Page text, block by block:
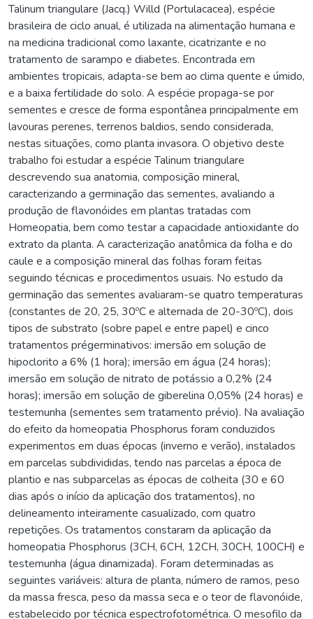
Talinum triangulare (Jacq.) Willd (Portulacacea), espécie
brasileira de ciclo anual, é utilizada na alimentação humana e
na medicina tradicional como laxante, cicatrizante e no
tratamento de sarampo e diabetes. Encontrada em
ambientes tropicais, adapta-se bem ao clima quente e úmido,
e a baixa fertilidade do solo. A espécie propaga-se por
sementes e cresce de forma espontânea principalmente em
lavouras perenes, terrenos baldios, sendo considerada,
nestas situações, como planta invasora. O objetivo deste
trabalho foi estudar a espécie Talinum triangulare
descrevendo sua anatomia, composição mineral,
caracterizando a germinação das sementes, avaliando a
produção de flavonóides em plantas tratadas com
Homeopatia, bem como testar a capacidade antioxidante do
extrato da planta. A caracterização anatômica da folha e do
caule e a composição mineral das folhas foram feitas
seguindo técnicas e procedimentos usuais. No estudo da
germinação das sementes avaliaram-se quatro temperaturas
(constantes de 20, 25, 30ºC e alternada de 20-30ºC), dois
tipos de substrato (sobre papel e entre papel) e cinco
tratamentos prégerminativos: imersão em solução de
hipoclorito a 6% (1 hora); imersão em água (24 horas);
imersão em solução de nitrato de potássio a 0,2% (24
horas); imersão em solução de giberelina 0,05% (24 horas) e
testemunha (sementes sem tratamento prévio). Na avaliação
do efeito da homeopatia Phosphorus foram conduzidos
experimentos em duas épocas (inverno e verão), instalados
em parcelas subdivididas, tendo nas parcelas a época de
plantio e nas subparcelas as épocas de colheita (30 e 60
dias após o início da aplicação dos tratamentos), no
delineamento inteiramente casualizado, com quatro
repetições. Os tratamentos constaram da aplicação da
homeopatia Phosphorus (3CH, 6CH, 12CH, 30CH, 100CH) e
testemunha (água dinamizada). Foram determinadas as
seguintes variáveis: altura de planta, número de ramos, peso
da massa fresca, peso da massa seca e o teor de flavonóide,
estabelecido por técnica espectrofotométrica. O mesofilo da